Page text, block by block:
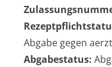
Abgabe gegen
Abgabestatus: